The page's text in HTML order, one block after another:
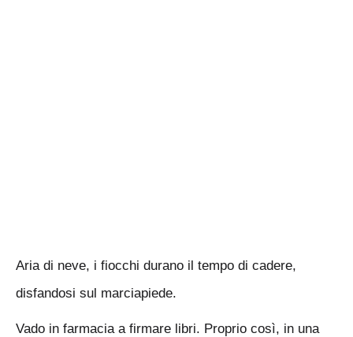
Aria di neve, i fiocchi durano il tempo di cadere,
disfandosi sul marciapiede.
Vado in farmacia a firmare libri. Proprio così, in una